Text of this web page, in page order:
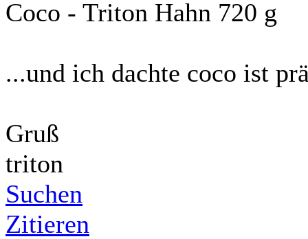
Coco - Triton Hahn 720 g
...und ich dachte coco ist
Gruß
triton
Suchen
Zitieren